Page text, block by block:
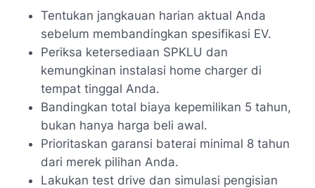
Tentukan jangkauan harian aktual Anda
sebelum membandingkan spesifikasi EV.
Periksa ketersediaan SPKLU dan
kemungkinan instalasi home charger di
tempat tinggal Anda.
Bandingkan total biaya kepemilikan 5 tahun,
bukan hanya harga beli awal.
Prioritaskan garansi baterai minimal 8 tahun
dari merek pilihan Anda.
Lakukan test drive dan simulasi pengisian